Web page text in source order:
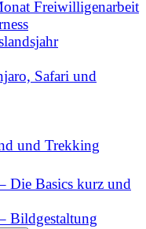
Freiwilligenarbeit
Safari und
und Trekking
Die Basics kurz und
Bildgestaltung